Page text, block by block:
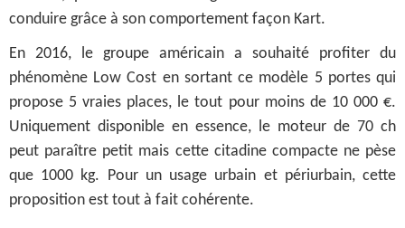
conduire grâce à son comportement façon Kart.
En 2016, le groupe américain a souhaité profiter du
phénomène Low Cost en sortant ce modèle 5 portes qui
propose 5 vraies places, le tout pour moins de 10 000 €.
Uniquement disponible en essence, le moteur de 70 ch
peut paraître petit mais cette citadine compacte ne pèse
que 1000 kg. Pour un usage urbain et périurbain, cette
proposition est tout à fait cohérente.